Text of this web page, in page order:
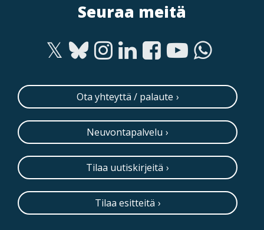
Seuraa meitä
Ota yhteyttä / palaute
Neuvontapalvelu
Tilaa uutiskirjeitä
Tilaa esitteitä